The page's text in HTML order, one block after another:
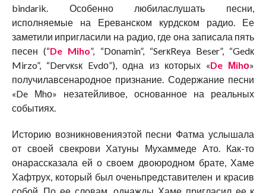
bindarik. Особенно любиласлушать песни,
исполняемые на Ереванском курдском радио. Ее
заметили ипригласили на радио, где она записала пять
песен (“De Miho”, “Dоnamin”, “SerкReya Beser”, “Gedк
Mirzo”, “Dervкsк Evdо”), одна из которых «De Мihо»
получилавсенародное признание. Содержание песни
«De Мhо» незатейливое, основанное на реальных
событиях.
Историю возникновенияэтой песни Фатма услышала
от своей свекрови Хатуны Мухаммеде Ато. Как-то
онарассказала ей о своем двоюродном брате, Хаме
Хафтрух, который был оченьпредставителен и красив